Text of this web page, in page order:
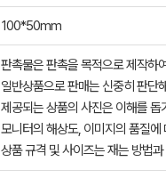
100*50mm
판촉물은 판촉을 목적으로 제작하
일반상품으로 판매는 신중히 판단
제공되는 상품의 사진은 이해를
모니터의 해상도, 이미지의 품질
상품 규격 및 사이즈는 재는 방법